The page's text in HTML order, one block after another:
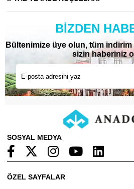
BIZDEN
Bültenimize üye olun, tüm
sizin haberiniz
SOSYAL MEDYA
ÖZEL SAYFALAR